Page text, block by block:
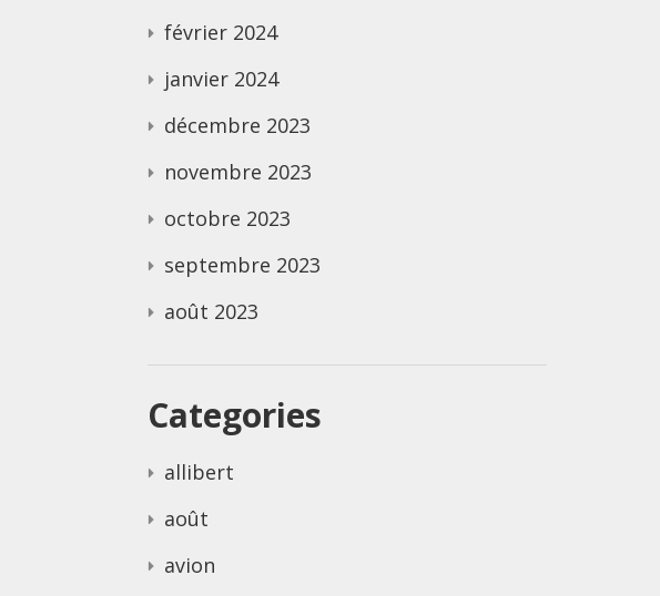
février 2024
janvier 2024
décembre 2023
novembre 2023
octobre 2023
septembre 2023
août 2023
Categories
allibert
août
avion